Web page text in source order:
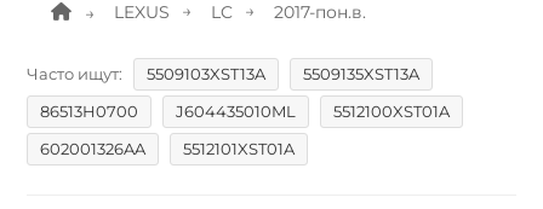
LEXUS LC 2017-пон.в.
Часто ищут: 5509103XST13A
5509135XST13A
86513H0700
J604435010ML
5512100XST01A
602001326AA
5512101XST01A